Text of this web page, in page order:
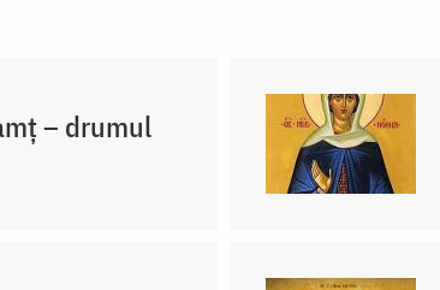
– drumul